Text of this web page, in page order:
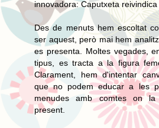
innovadora: Caputxeta
Des de menuts hem escoltat
ser aquest, però mai hem
es presenta. Moltes vegades,
tipus, es tracta a la figura
Clarament, hem d'intentar
que no podem educar a les
menudes amb comtes on la
present.